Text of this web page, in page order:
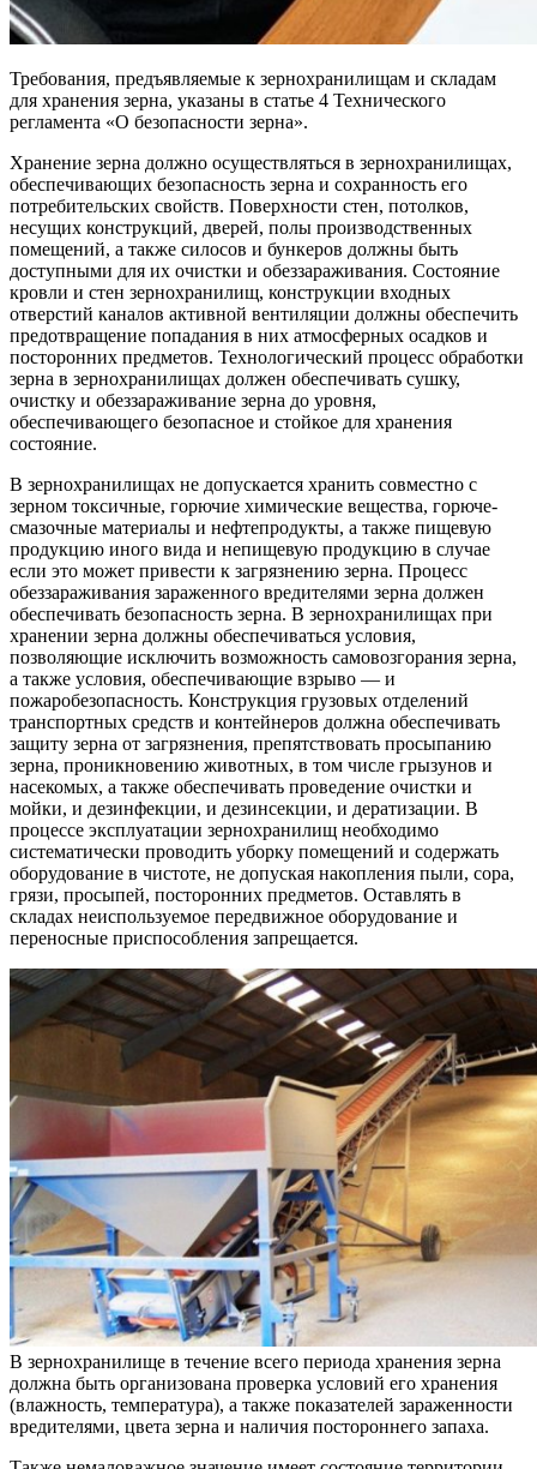
Требования, предъявляемые к зернохранилищам и складам
для хранения зерна, указаны в статье 4 Технического
регламента «О безопасности зерна».
Хранение зерна должно осуществляться в зернохранилищах,
обеспечивающих безопасность зерна и сохранность его
потребительских свойств. Поверхности стен, потолков,
несущих конструкций, дверей, полы производственных
помещений, а также силосов и бункеров должны быть
доступными для их очистки и обеззараживания. Состояние
кровли и стен зернохранилищ, конструкции входных
отверстий каналов активной вентиляции должны обеспечить
предотвращение попадания в них атмосферных осадков и
посторонних предметов. Технологический процесс обработки
зерна в зернохранилищах должен обеспечивать сушку,
очистку и обеззараживание зерна до уровня,
обеспечивающего безопасное и стойкое для хранения
состояние.
В зернохранилищах не допускается хранить совместно с
зерном токсичные, горючие химические вещества, горюче-
смазочные материалы и нефтепродукты, а также пищевую
продукцию иного вида и непищевую продукцию в случае
если это может привести к загрязнению зерна. Процесс
обеззараживания зараженного вредителями зерна должен
обеспечивать безопасность зерна. В зернохранилищах при
хранении зерна должны обеспечиваться условия,
позволяющие исключить возможность самовозгорания зерна,
а также условия, обеспечивающие взрыво — и
пожаробезопасность. Конструкция грузовых отделений
транспортных средств и контейнеров должна обеспечивать
защиту зерна от загрязнения, препятствовать просыпанию
зерна, проникновению животных, в том числе грызунов и
насекомых, а также обеспечивать проведение очистки и
мойки, и дезинфекции, и дезинсекции, и дератизации. В
процессе эксплуатации зернохранилищ необходимо
систематически проводить уборку помещений и содержать
оборудование в чистоте, не допуская накопления пыли, сора,
грязи, просыпей, посторонних предметов. Оставлять в
складах неиспользуемое передвижное оборудование и
переносные приспособления запрещается.
В зернохранилище в течение всего периода хранения зерна
должна быть организована проверка условий его хранения
(влажность, температура), а также показателей зараженности
вредителями, цвета зерна и наличия постороннего запаха.